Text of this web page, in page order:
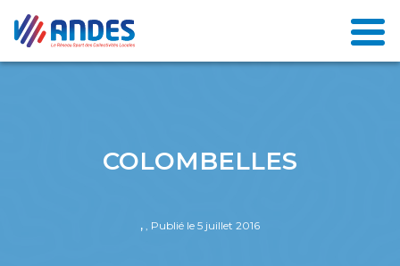
COLOMBELLES
, , Publié le 5 juillet 2016